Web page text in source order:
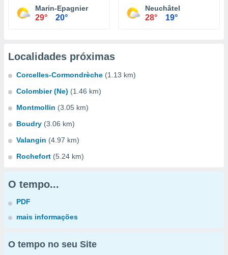
Marin-Epagnier
29° 20°
Neuchâtel
28° 19°
Localidades próximas
Corcelles-Cormondrèche (1.13 km)
Colombier (Ne) (1.46 km)
Montmollin (3.05 km)
Boudry (3.06 km)
Valangin (4.97 km)
Rochefort (5.24 km)
O tempo...
PDF
mais informações
O tempo no seu Site